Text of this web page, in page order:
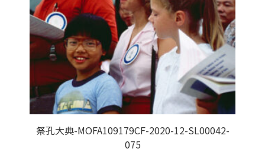
祭孔大典-MOFA109179CF-2020-12-SL00042-
075